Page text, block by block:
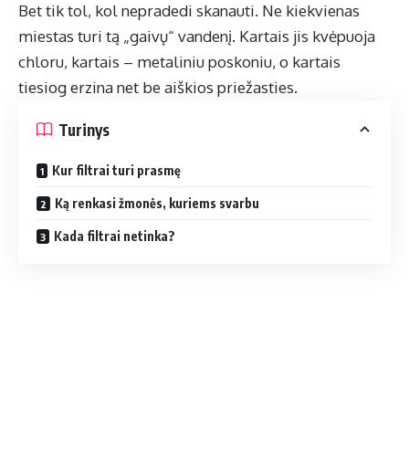
Bet tik tol, kol nepradedi skanauti. Ne kiekvienas
miestas turi tą „gaivų“ vandenį. Kartais jis kvėpuoja
chloru, kartais – metaliniu poskoniu, o kartais
tiesiog erzina net be aiškios priežasties.
Turinys
Kur filtrai turi prasmę
Ką renkasi žmonės, kuriems svarbu
Kada filtrai netinka?